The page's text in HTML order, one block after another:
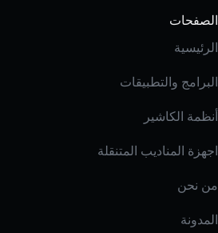
الصفحات
الرئيسية
البرامج والتطبيقات
أنظمة الكاشير
اجهزة المناديب المتنقلة
من نحن
المدونة